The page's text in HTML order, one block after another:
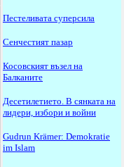
Пестеливата суперсила
Сенчестият пазар
Косовският възел на
Балканите
Десетилетието. В сянката на
лидери, избори и войни
Gudrun Krämer: Demokratie
im Islam